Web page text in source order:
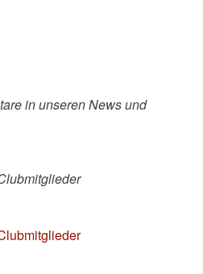
in unseren News und